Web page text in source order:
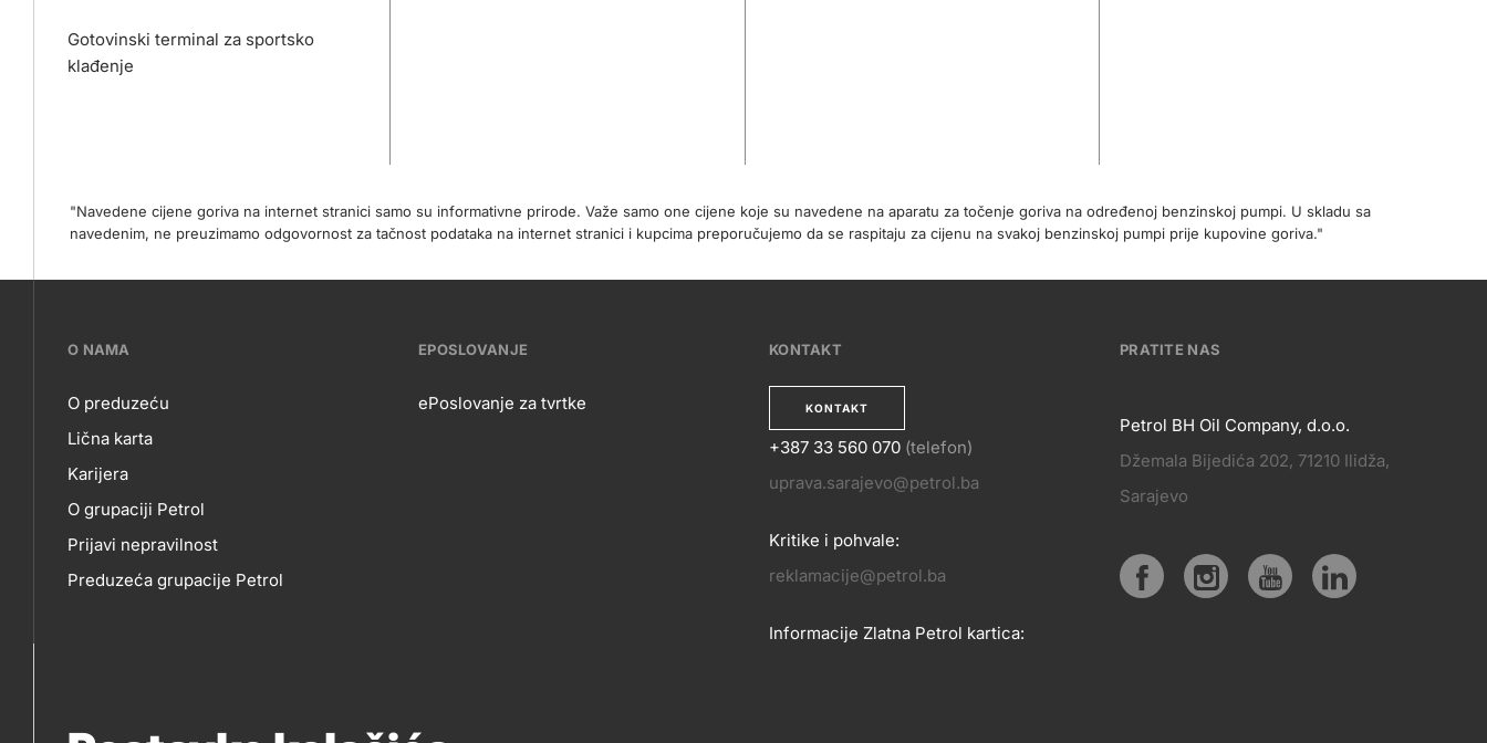
Gotovinski terminal za sportsko
klađenje
"Navedene cijene goriva na internet stranici samo su informativne prirode. Važe samo one cijene koje su navedene na aparatu za točenje goriva na određenoj benzinskoj pumpi. U skladu sa
navedenim, ne preuzimamo odgovornost za tačnost podataka na internet stranici i kupcima preporučujemo da se raspitaju za cijenu na svakoj benzinskoj pumpi prije kupovine goriva."
???
petrol-
skupno.footer-
title???
O NAMA
O
NAMA
O preduzeću
Lična karta
Karijera
O grupaciji Petrol
Prijavi nepravilnost
Preduzeća grupacije Petrol
EPOSLOVANJE
EPOSLOVANJE
ePoslovanje za tvrtke
KONTAKT
KONTAKT
KONTAKT
+387 33 560 070 (telefon)
uprava.sarajevo@petrol.ba
Kritike i pohvale:
reklamacije@petrol.ba
Informacije Zlatna Petrol kartica:
PRATITE NAS
PRATITE
NAS
Petrol BH Oil Company, d.o.o.
Džemala Bijedića 202, 71210 Ilidža,
Sarajevo